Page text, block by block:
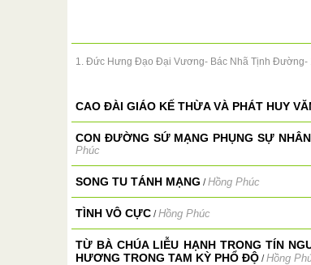
1. Đức Hưng Đạo Đại Vương- Bác Nhã Tịnh Đường-
CAO ĐÀI GIÁO KẾ THỪA VÀ PHÁT HUY
CON ĐƯỜNG SỨ MẠNG PHỤNG SỰ
Phúc
SONG TU TÁNH MẠNG /Hồng Phúc
TÌNH VÔ CỰC /Hồng Phúc
TỪ BÀ CHÚA LIỄU HẠNH TRONG TÍN
HƯƠNG TRONG TAM KỲ PHỔ ĐỘ /Hồng